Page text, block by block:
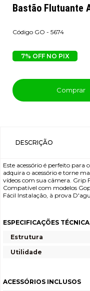
Bastão Flutuante
GO - 5674
7% OFF NO PIX
Comprar
DESCRIÇÃO
Este acessório é perfeito para
adquira o acessório e torne
vídeos com sua câmera. Grip
Compatível com modelos
Fácil Instalação, à prova
ESPECIFICAÇÕES
Estrutura
Utilidade
ACESSÓRIOS INCLUSOS